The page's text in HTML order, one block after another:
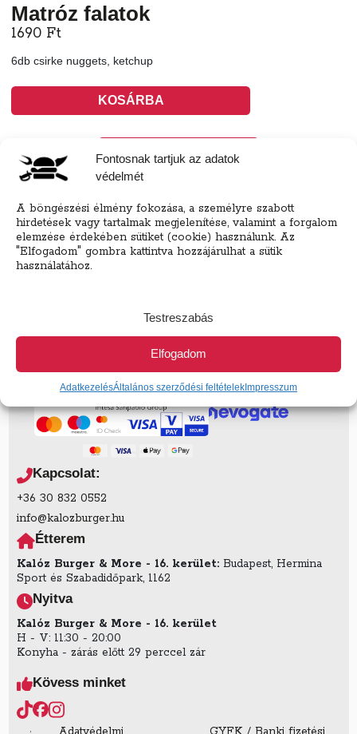
Fontosnak tartjuk az adatok
védelmét
A böngészési élmény fokozása, a személyre szabott
hirdetések vagy tartalmak megjelenítése, valamint a forgalom
elemzése érdekében sütiket (cookie) használunk. Az
"Elfogadom" gombra kattintva hozzájárulhat a sütik
használatához.
Elfogadom
Testreszabás
AdatkezelésÁltalános szerződési feltételekImpresszum
Matróz falatok
1690 Ft
6db csirke nuggets, ketchup
KOSÁRBA
Tovább a teljes étlaphoz >
Házhozszállítás / Elvitel Rendelj Online
Szállítunk:16 kerület, Csömör (450Ft)
Fizetés
Online bankkártya, Utánvét (kártya/készpénz az étel
átvételekor)
Kapcsolat:
+36 30 832 0552
info@kalozburger.hu
Étterem
Kalóz Burger & More - 16. kerület: Budapest, Hermina
Sport és Szabadidőpark, 1162
Nyitva
Kalóz Burger & More - 16. kerület
H - V: 11:30 - 20:00
Konyha - zárás előtt 29 perccel zár
Kövess minket